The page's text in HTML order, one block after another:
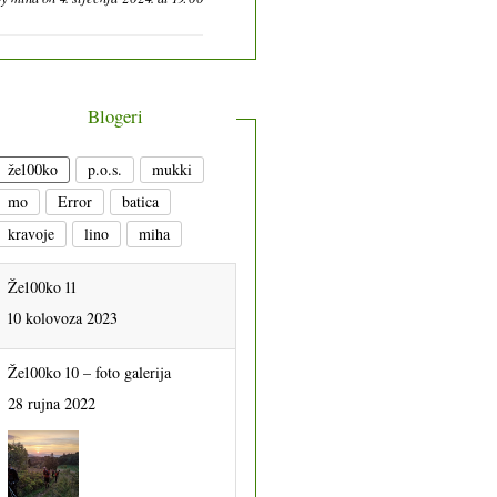
Blogeri
že100ko p.o.s.
mukki
mo
Error
batica
kravoje
lino miha
Že100ko 11
10 kolovoza 2023
Že100ko 10 – foto galerija
28 rujna 2022